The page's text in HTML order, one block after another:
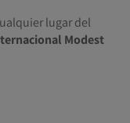
lugar del
Modest